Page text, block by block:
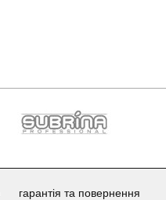
гарантія та повернення